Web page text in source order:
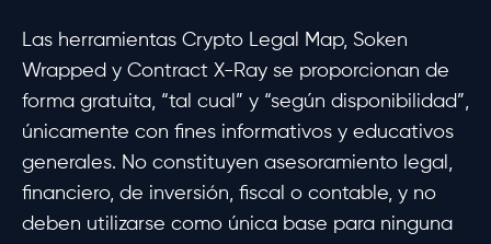
Las herramientas Crypto Legal Map, Soken
Wrapped y Contract X-Ray se proporcionan de
forma gratuita, “tal cual” y “según disponibilidad”,
únicamente con fines informativos y educativos
generales. No constituyen asesoramiento legal,
financiero, de inversión, fiscal o contable, y no
deben utilizarse como única base para ninguna